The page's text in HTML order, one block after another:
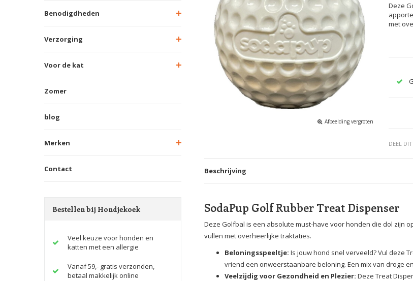
Benodigdheden
Verzorging
Voor de kat
Zomer
blog
Merken
Contact
Bestellen bij Hondjekoek
Veel keuze voor honden en
katten met een allergie
Vanaf 59,- gratis verzonden,
betaal makkelijk online
Afbeelding vergroten
Deze
met
DEEL
Beschrijving
SodaPup Golf Rubber Treat Dispenser
Deze Golfbal is een absolute must-have voor honden die dol zijn
vullen met overheerlijke traktaties.
Beloningsspeeltje: Is jouw hond snel verveeld? Vul deze
vriend een onweerstaanbare beloning. Een mix van droge
Veelzijdig voor Gezondheid en Plezier: Deze Treat